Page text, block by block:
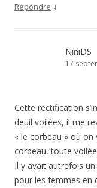
Répondre ↓
NiniDS
17
Cette rectification
deuil voilées, il me
« le corbeau » où
corbeau, toute
Il y avait autrefois
pour les femmes en